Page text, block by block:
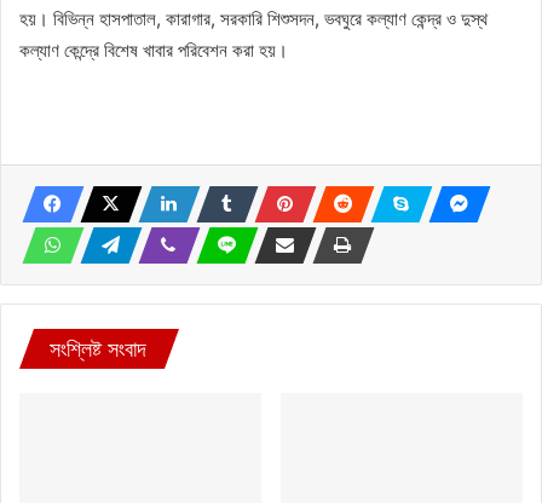
হয়। বিভিন্ন হাসপাতাল, কারাগার, সরকারি শিশুসদন, ভবঘুরে কল্যাণ কেন্দ্র ও দুস্থ
কল্যাণ কেন্দ্রে বিশেষ খাবার পরিবেশন করা হয়।
সংশ্লিষ্ট সংবাদ